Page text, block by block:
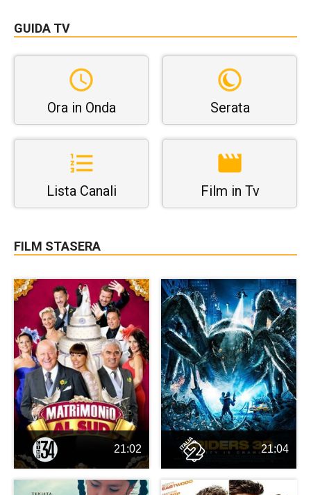
GUIDA TV
Ora in Onda Serata
Lista Canali Film in Tv
FILM STASERA
21:02 21:04